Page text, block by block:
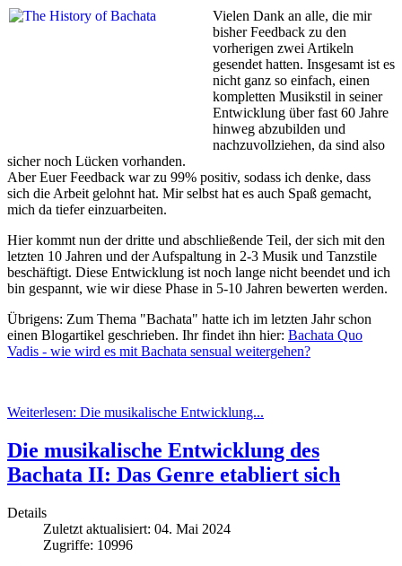
Vielen Dank an alle, die mir
bisher Feedback zu den
vorherigen zwei Artikeln
gesendet hatten. Insgesamt ist es
nicht ganz so einfach, einen
kompletten Musikstil in seiner
Entwicklung über fast 60 Jahre
hinweg abzubilden und
nachzuvollziehen, da sind also
sicher noch Lücken vorhanden.
Aber Euer Feedback war zu 99% positiv, sodass ich denke, dass
sich die Arbeit gelohnt hat. Mir selbst hat es auch Spaß gemacht,
mich da tiefer einzuarbeiten.
Hier kommt nun der dritte und abschließende Teil, der sich mit den
letzten 10 Jahren und der Aufspaltung in 2-3 Musik und Tanzstile
beschäftigt. Diese Entwicklung ist noch lange nicht beendet und ich
bin gespannt, wie wir diese Phase in 5-10 Jahren bewerten werden.
Übrigens: Zum Thema "Bachata" hatte ich im letzten Jahr schon
einen Blogartikel geschrieben. Ihr findet ihn hier: Bachata Quo
Vadis - wie wird es mit Bachata sensual weitergehen?
Weiterlesen: Die musikalische Entwicklung...
Die musikalische Entwicklung des
Bachata II: Das Genre etabliert sich
Details
Zuletzt aktualisiert: 04. Mai 2024
Zugriffe: 10996